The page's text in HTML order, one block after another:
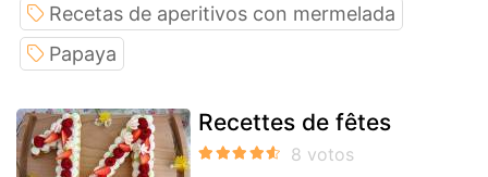
Recetas de aperitivos con mermelada
Papaya
Recettes de fêtes